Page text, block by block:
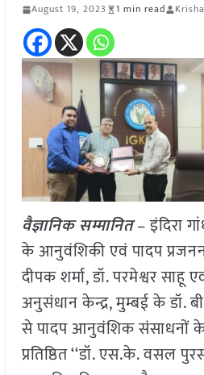
August 19, 2023 1 min read
वैज्ञानिक सम्मानित– इंदिरा
के आनुवंशिकी एवं पादप प्रजनन
दीपक शर्मा, डॉ. परमेश्वर साहू
अनुसंधान केन्द्र, मुम्बई के डॉ.
से पादप आनुवंशिक संसाधनों
प्रतिष्ठित ‘‘डॉ. एस.के. वसल